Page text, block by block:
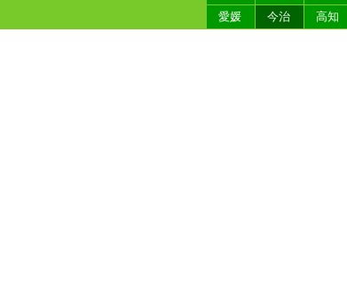
愛媛
今治 高知